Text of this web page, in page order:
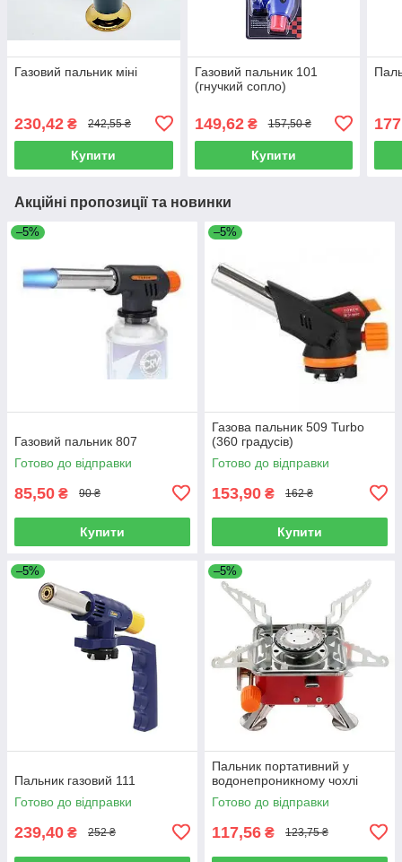
Газовий пальник міні
230,42 ₴ 242,55 ₴
Купити
Газовий пальник 101
(гнучкий сопло)
149,62₴ 157,50 ₴
Купити
Акційні пропозиції та новинки
–5%
Газовий пальник 807
Готово до відправки
85,50 ₴ 90 ₴
Купити
–5%
Газова пальник 509 Turbo
(360 градусів)
Готово до відправки
153,90 ₴ 162 ₴
Купити
–5%
Пальник газовий 111
Готово до відправки
239,40 ₴ 252 ₴
–5%
Пальник портативний у
водонепроникному чохлі
Готово до відправки
117,56 ₴ 123,75 ₴